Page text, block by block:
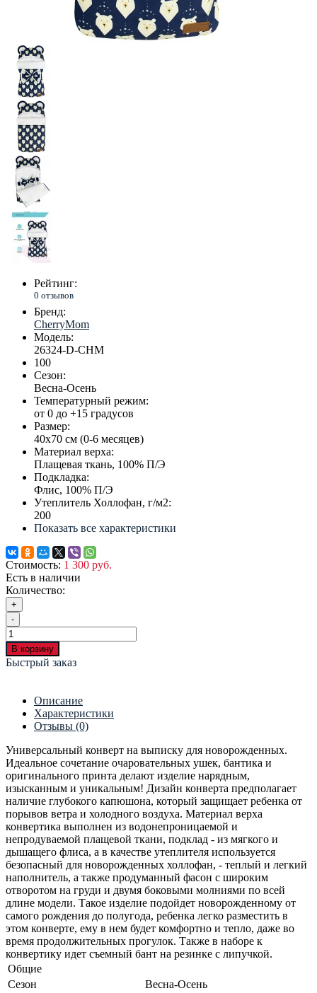
Рейтинг:
0 отзывов
Бренд:
CherryMom
Модель:
26324-D-CHM
100
Сезон:
Весна-Осень
Температурный режим:
от 0 до +15 градусов
Размер:
40х70 см (0-6 месяцев)
Материал верха:
Плащевая ткань, 100% П/Э
Подкладка:
Флис, 100% П/Э
Утеплитель Холлофан, г/м2:
200
Показать все характеристики
Стоимость: 1 300 руб.
Есть в наличии
Количество:
+
-
В корзину
Быстрый заказ
Описание
Характеристики
Отзывы (0)
Универсальный конверт на выписку для новорожденных.
Идеальное сочетание очаровательных ушек, бантика и
оригинального принта делают изделие нарядным,
изысканным и уникальным! Дизайн конверта предполагает
наличие глубокого капюшона, который защищает ребенка от
порывов ветра и холодного воздуха. Материал верха
конвертика выполнен из водонепроницаемой и
непродуваемой плащевой ткани, подклад - из мягкого и
дышащего флиса, а в качестве утеплителя используется
безопасный для новорожденных холлофан, - теплый и легкий
наполнитель, а также продуманный фасон с широким
отворотом на груди и двумя боковыми молниями по всей
длине модели. Такое изделие подойдет новорожденному от
самого рождения до полугода, ребенка легко разместить в
этом конверте, ему в нем будет комфортно и тепло, даже во
время продолжительных прогулок. Также в наборе к
конвертику идет съемный бант на резинке с липучкой.
Общие
Сезон
Весна-Осень